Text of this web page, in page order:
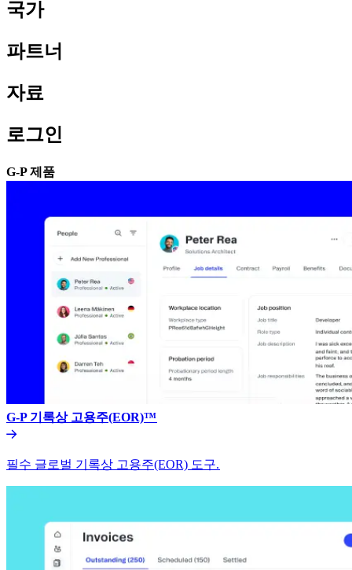
국가​​
파트너​​
자료​​
로그인​​
G-P 제품​​
G-P 기록상 고용주(EOR)™​​
필수 글로벌 기록상 고용주(EOR) 도구.​​